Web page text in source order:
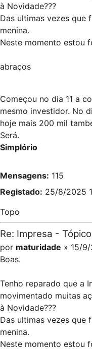
à Novidade???
Das ultimas vezes
menina.
Neste momento estou
abraços
Começou no dia 11 a
mesmo investidor. No
hoje mais 200 mil
Será.
Simplório
Mensagens: 115
Registado: 25/8/2025
Topo
Re: Impresa -
por maturidade » 15/
Boas.
Tenho reparado que a
movimentado muitas
à Novidade???
Das ultimas vezes
menina.
Neste momento estou